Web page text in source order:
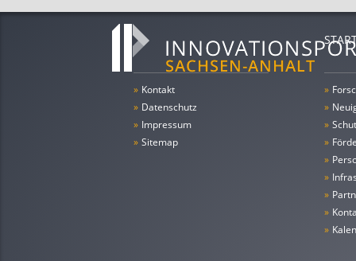
» Kontakt
» Datenschutz
» Impressum
» Sitemap
»
»
»
»
»
»
»
»
»